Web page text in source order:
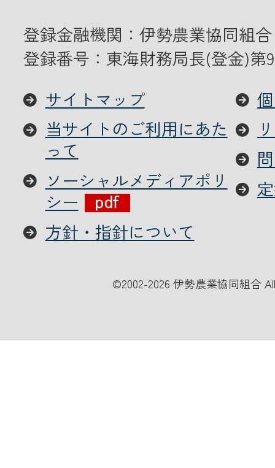
登録金融機関：伊勢農業協同組合
登録番号：東海財務局長(登金)第
サイトマップ
当サイトのご利用にあた
って
ソーシャルメディアポリ
シー
方針・指針について
©2002-2026 伊勢農業協同組合